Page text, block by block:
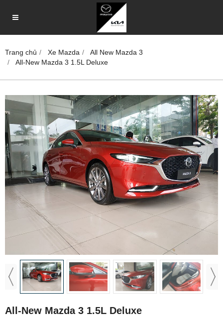
Trang chủ Xe Mazda
All New Mazda 3
All-New Mazda 3 1.5L Deluxe
All-New Mazda 3 1.5L Deluxe